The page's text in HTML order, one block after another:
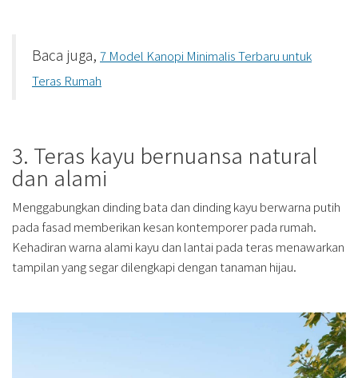
Baca juga, 7 Model Kanopi Minimalis Terbaru untuk
Teras Rumah
3. Teras kayu bernuansa natural
dan alami
Menggabungkan dinding bata dan dinding kayu berwarna putih
pada fasad memberikan kesan kontemporer pada rumah.
Kehadiran warna alami kayu dan lantai pada teras menawarkan
tampilan yang segar dilengkapi dengan tanaman hijau.